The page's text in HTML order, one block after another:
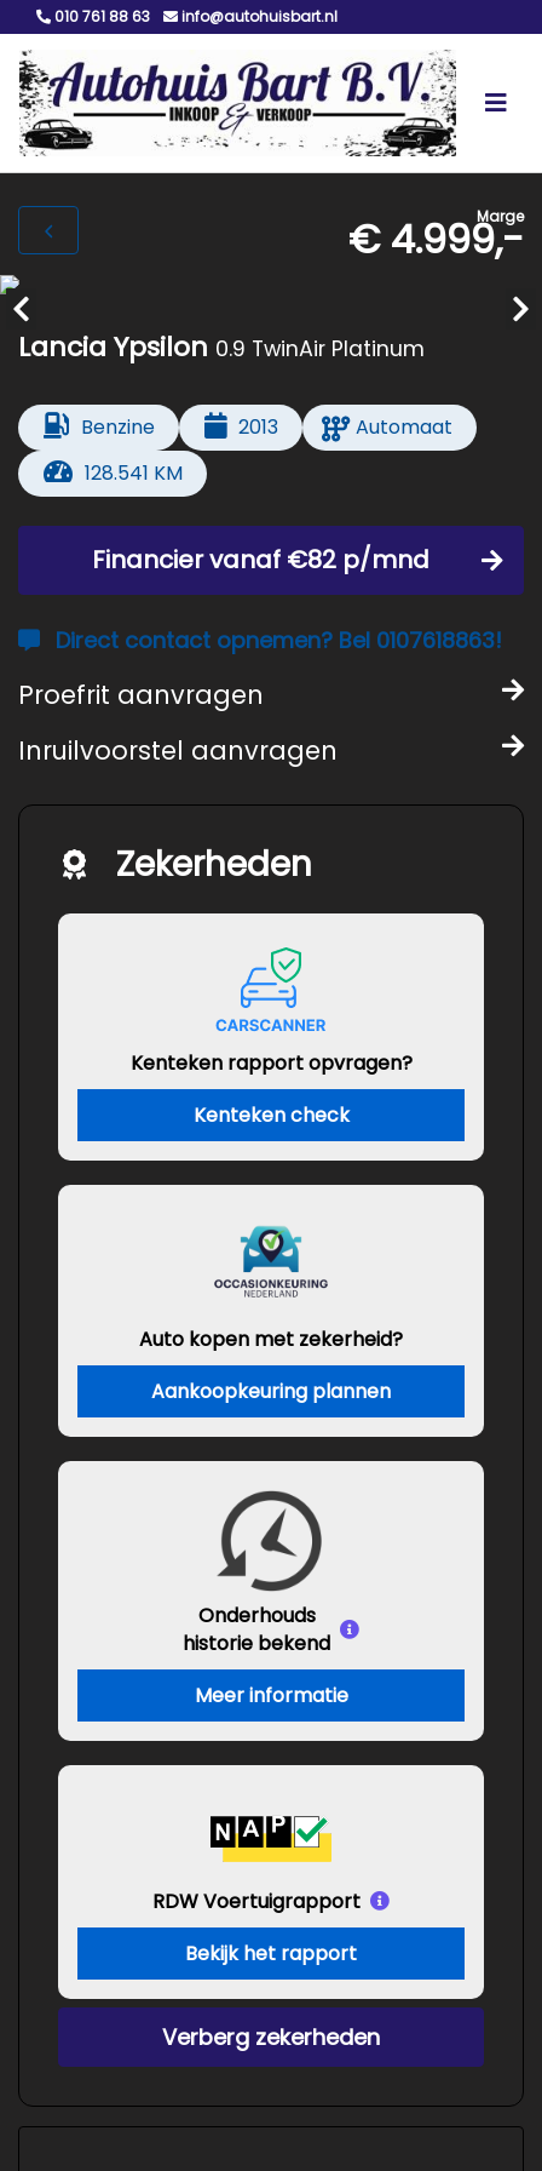
010 761 88 63 info@autohuisbart.nl
Marge
€ 4.999,-
Lancia Ypsilon 0.9 TwinAir Platinum
Benzine 2013
Automaat
128.541 KM
Financier vanaf €82 p/mnd
Direct contact opnemen? Bel 0107618863!
Proefrit aanvragen
Inruilvoorstel aanvragen
Zekerheden
Kenteken rapport opvragen?
Kenteken check
Auto kopen met zekerheid?
Aankoopkeuring plannen
Onderhouds
historie bekend
Meer informatie
RDW Voertuigrapport
Bekijk het rapport
Verberg zekerheden